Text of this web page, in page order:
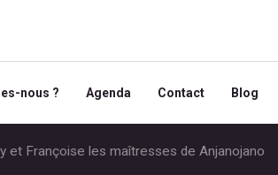
nous ? Agenda Contact Blog
et Françoise les maîtresses de Anjanojano